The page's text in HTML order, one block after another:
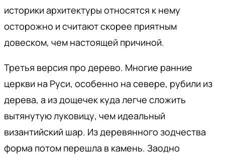
историки архитектуры относятся к нему
осторожно и считают скорее приятным
довеском, чем настоящей причиной.
Третья версия про дерево. Многие ранние
церкви на Руси, особенно на севере, рубили из
дерева, а из дощечек куда легче сложить
вытянутую луковицу, чем идеальный
византийский шар. Из деревянного зодчества
форма потом перешла в камень. Заодно